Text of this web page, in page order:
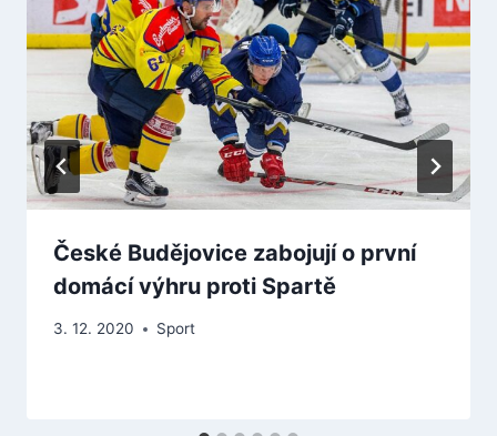
České Budějovice zabojují o první
domácí výhru proti Spartě
3. 12. 2020 Sport